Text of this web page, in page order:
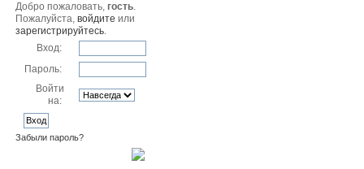
Добро пожаловать,гость.
Пожалуйста,войдите или
зарегистрируйтесь.
Вход:
Пароль:
Войти
на:
Забыли пароль?